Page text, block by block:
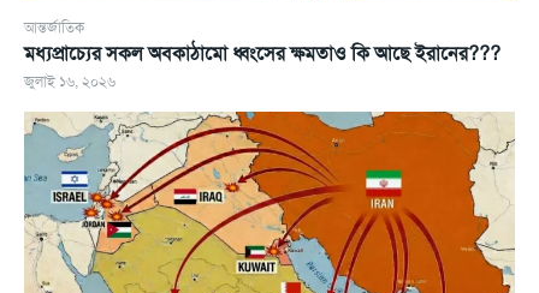
আন্তর্জাতিক
মধ্যপ্রাচ্যের সকল অবকাঠামো ধ্বংসের ক্ষমতাও কি আছে ইরানের???
জুলাই ১৬, ২০২৬